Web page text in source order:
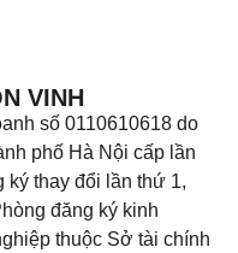
VINH
số 0110610618 do
phố Hà Nội cấp lần
ký thay đổi lần thứ 1,
đăng ký kinh
thuộc Sở tài chính